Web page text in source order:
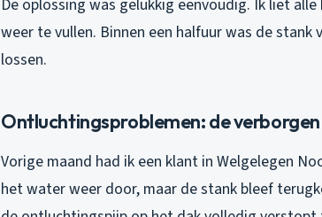
De oplossing was gelukkig eenvoudig. Ik liet
weer te vullen. Binnen een halfuur was de
lossen.
Ontluchtingsproblemen: de
Vorige maand had ik een klant in Welgelegen
het water weer door, maar de stank bleef